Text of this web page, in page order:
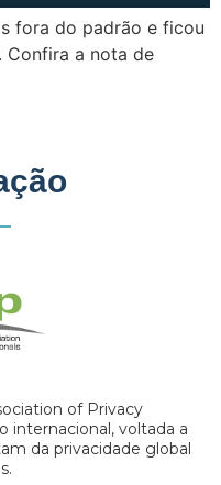
fora do padrão e ficou
Confira a nota de
of Privacy
internacional, voltada a
da privacidade global